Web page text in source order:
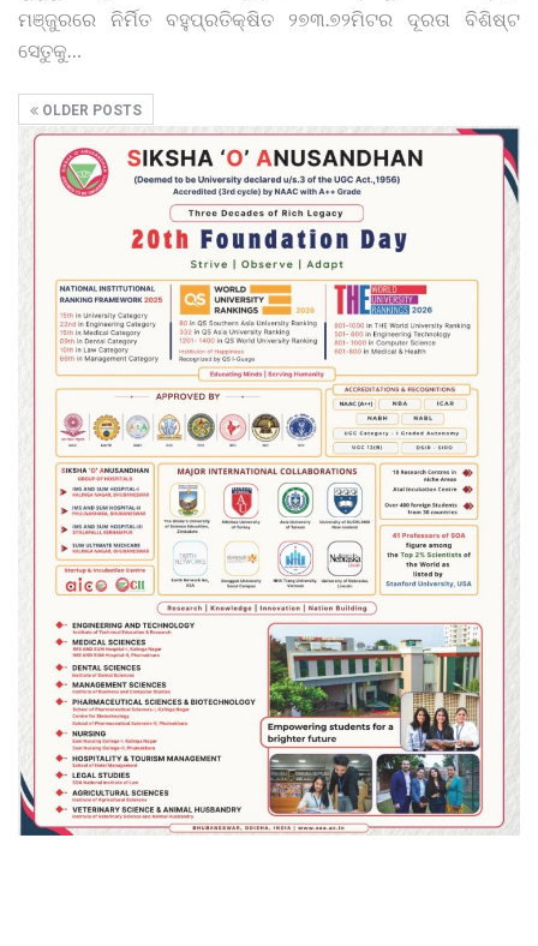
ମଞ୍ଜୁରରେ ନିର୍ମିତ ବହୁପ୍ରତିକ୍ଷିତ ୨୭୩.୭୨ମିଟର ଦୂରତା ବିଶିଷ୍ଟ
ସେତୁକୁ…
OLDER POSTS